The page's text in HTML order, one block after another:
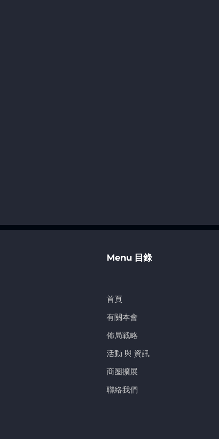
Menu 目錄
首頁
有關本會
佈局戰略
活動 與 資訊
商圈擴展
聯絡我們